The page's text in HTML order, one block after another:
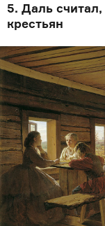
5. Даль
крестьян